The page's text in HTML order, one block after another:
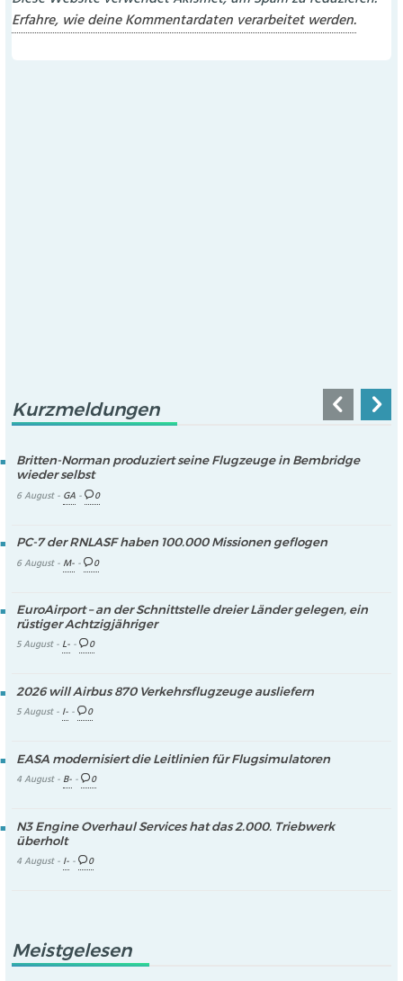
Erfahre, wie deine Kommentardaten verarbeitet werden.
Kurzmeldungen
Britten-Norman produziert seine Flugzeuge in Bembridge
wieder selbst
6 August - GA- 0
PC-7 der RNLASF haben 100.000 Missionen geflogen
6 August -M-- 0
EuroAirport – an der Schnittstelle dreier Länder gelegen, ein
rüstiger Achtzigjähriger
5 August - L-- 0
2026 will Airbus 870 Verkehrsflugzeuge ausliefern
5 August - I-- 0
EASA modernisiert die Leitlinien für Flugsimulatoren
4 August - B-- 0
N3 Engine Overhaul Services hat das 2.000. Triebwerk
überholt
4 August - I-- 0
Meistgelesen